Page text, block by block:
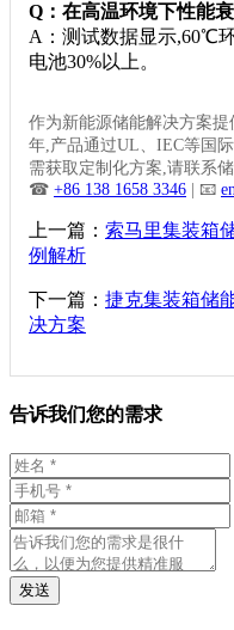
Q：在高温环境下性能
A：测试数据显示,60℃
电池30%以上。
作为新能源储能解决方案
年,产品通过UL、IEC等国
需获取定制化方案,请联系储
☎ +86 138 1658 3346 | 📧
上一篇： 索马里集装箱
例解析
下一篇： 捷克集装箱储
决方案
告诉我们您的需求
发送